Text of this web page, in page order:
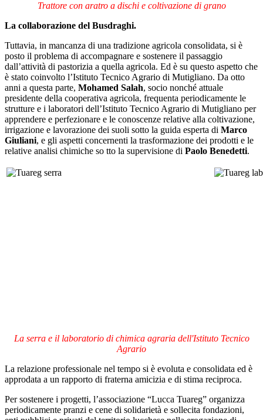
Trattore con aratro a dischi e coltivazione di grano
La collaborazione del Busdraghi.
Tuttavia, in mancanza di una tradizione agricola consolidata, si è
posto il problema di accompagnare e sostenere il passaggio
dall’attività di pastorizia a quella agricola. Ed è su questo aspetto che
è stato coinvolto l’Istituto Tecnico Agrario di Mutigliano. Da otto
anni a questa parte, Mohamed Salah, socio nonché attuale
presidente della cooperativa agricola, frequenta periodicamente le
strutture e i laboratori dell’Istituto Tecnico Agrario di Mutigliano per
apprendere e perfezionare e le conoscenze relative alla coltivazione,
irrigazione e lavorazione dei suoli sotto la guida esperta di Marco
Giuliani, e gli aspetti concernenti la trasformazione dei prodotti e le
relative analisi chimiche so tto la supervisione di Paolo Benedetti.
La serra e il laboratorio di chimica agraria dell'Istituto Tecnico
Agrario
La relazione professionale nel tempo si è evoluta e consolidata ed è
approdata a un rapporto di fraterna amicizia e di stima reciproca.
Per sostenere i progetti, l’associazione “Lucca Tuareg” organizza
periodicamente pranzi e cene di solidarietà e sollecita fondazioni,